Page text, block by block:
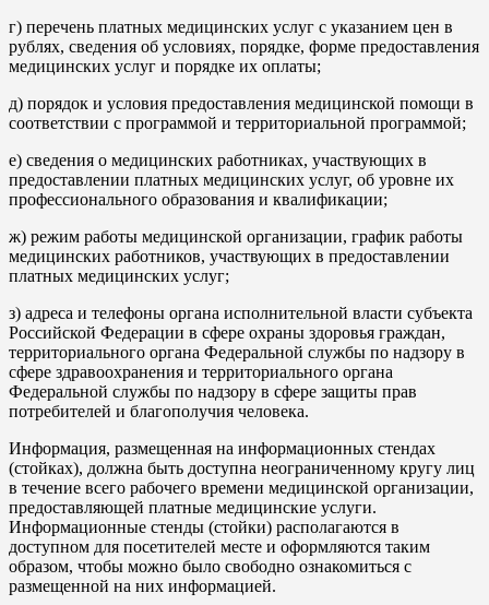
г) перечень платных медицинских услуг с указанием цен в
рублях, сведения об условиях, порядке, форме предоставления
медицинских услуг и порядке их оплаты;
д) порядок и условия предоставления медицинской помощи в
соответствии с программой и территориальной программой;
е) сведения о медицинских работниках, участвующих в
предоставлении платных медицинских услуг, об уровне их
профессионального образования и квалификации;
ж) режим работы медицинской организации, график работы
медицинских работников, участвующих в предоставлении
платных медицинских услуг;
з) адреса и телефоны органа исполнительной власти субъекта
Российской Федерации в сфере охраны здоровья граждан,
территориального органа Федеральной службы по надзору в
сфере здравоохранения и территориального органа
Федеральной службы по надзору в сфере защиты прав
потребителей и благополучия человека.
Информация, размещенная на информационных стендах
(стойках), должна быть доступна неограниченному кругу лиц
в течение всего рабочего времени медицинской организации,
предоставляющей платные медицинские услуги.
Информационные стенды (стойки) располагаются в
доступном для посетителей месте и оформляются таким
образом, чтобы можно было свободно ознакомиться с
размещенной на них информацией.